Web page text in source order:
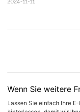
Wenn Sie weitere
Lassen Sie einfach Ihre